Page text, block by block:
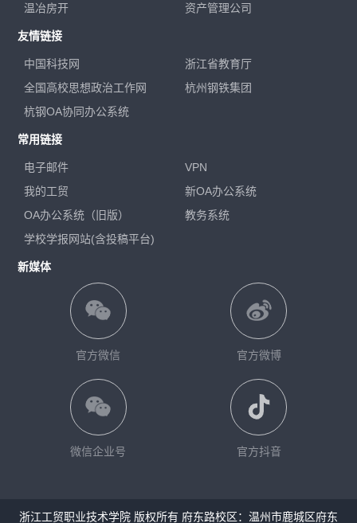
温冶房开
资产管理公司
友情链接
中国科技网
浙江省教育厅
全国高校思想政治工作网
杭州钢铁集团
杭钢OA协同办公系统
常用链接
电子邮件
VPN
我的工贸
新OA办公系统
OA办公系统（旧版）
教务系统
学校学报网站(含投稿平台)
新媒体
官方微信 官方微博
微信企业号 官方抖音
浙江工贸职业技术学院 版权所有 府东路校区：温州市鹿城区府东